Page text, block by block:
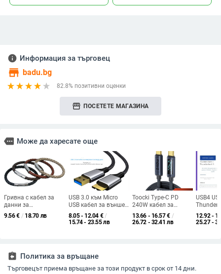
info Информация за търговец
store badu.bg
82.8% позитивни оценки
storefront ПОСЕТЕТЕ МАГАЗИНА
more Може да харесате още
Гривна с кабел за
данни за
Apple/Huawei/Android
— три интерфейса
материал
9.56€ / 18.70 лв
USB 3.0 към Micro
USB кабел за външен
твърд диск –
единичен конектор,
8.05 - 12.04€ /
15.74 - 23.55 лв
Toocki Type-C PD
240W кабел за
зареждане и пренос
на данни с цифров
13.66 - 16.57€ /
26.72 - 32.41 лв
USB4
12.92 -
25.27 -
assignment_return Политика за връщане
Търговецът приема връщане за този продукт в срок от 14 дни.